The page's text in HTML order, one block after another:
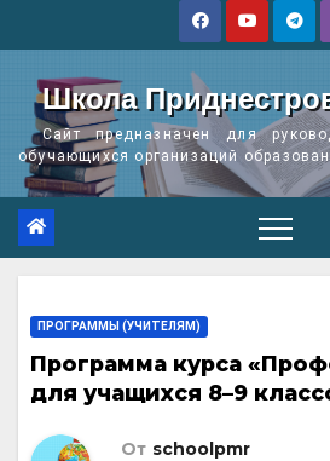
Школа
Сайт предназначен для
обучающихся организаций
ПРОГРАММЫ (УЧИТЕЛЯМ)
Программа курса
для учащихся 8–9
От schoolpmr